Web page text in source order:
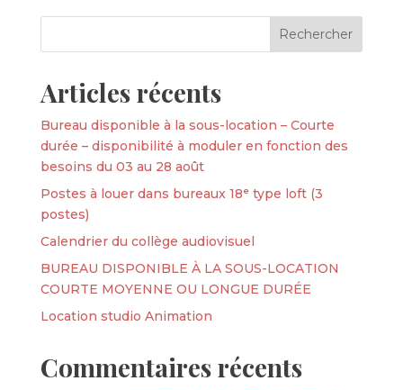
Articles récents
Bureau disponible à la sous-location – Courte
durée – disponibilité à moduler en fonction des
besoins du 03 au 28 août
Postes à louer dans bureaux 18ᵉ type loft (3
postes)
Calendrier du collège audiovisuel
BUREAU DISPONIBLE À LA SOUS-LOCATION
COURTE MOYENNE OU LONGUE DURÉE
Location studio Animation
Commentaires récents